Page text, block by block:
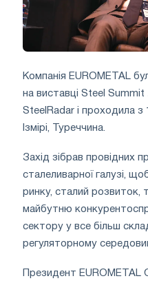
Компанія EUROMETAL
на виставці Steel Summit
SteelRadar і проходила з
Ізмірі, Туреччина.
Захід зібрав провідних
сталеливарної галузі,
ринку, сталий розвиток,
майбутню
сектору у все більш
регуляторному
Президент EUROMETAL